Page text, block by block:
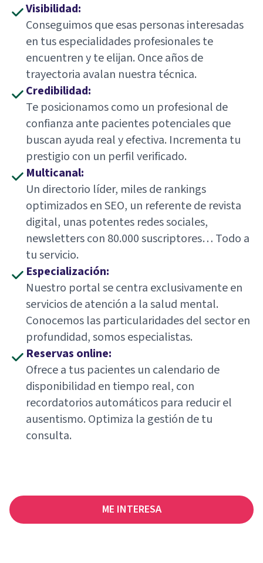
Visibilidad:
Conseguimos que esas personas interesadas
en tus especialidades profesionales te
encuentren y te elijan. Once años de
trayectoria avalan nuestra técnica.
Credibilidad:
Te posicionamos como un profesional de
confianza ante pacientes potenciales que
buscan ayuda real y efectiva. Incrementa tu
prestigio con un perfil verificado.
Multicanal:
Un directorio líder, miles de rankings
optimizados en SEO, un referente de revista
digital, unas potentes redes sociales,
newsletters con 80.000 suscriptores… Todo a
tu servicio.
Especialización:
Nuestro portal se centra exclusivamente en
servicios de atención a la salud mental.
Conocemos las particularidades del sector en
profundidad, somos especialistas.
Reservas online:
Ofrece a tus pacientes un calendario de
disponibilidad en tiempo real, con
recordatorios automáticos para reducir el
ausentismo. Optimiza la gestión de tu
consulta.
ME INTERESA